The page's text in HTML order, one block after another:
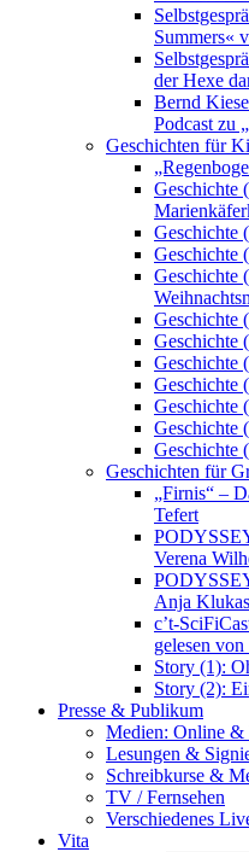
Summers«
der Hexe
Bernd
Podcast zu
Geschichten für
Geschichte
Geschichte
Geschichte
Geschichte
Geschichte
Geschichte
Geschichte
Geschichte
Geschichte
Geschichte
Geschichte
Geschichten für
„Firnis“ –
Tefert
Verena
Anja Klukas
c’t-
gelesen
Story (1):
Story (2):
Presse & Publikum
Medien: Online &
Lesungen &
Schreibkurse &
TV / Fernsehen
Verschiedenes
Vita